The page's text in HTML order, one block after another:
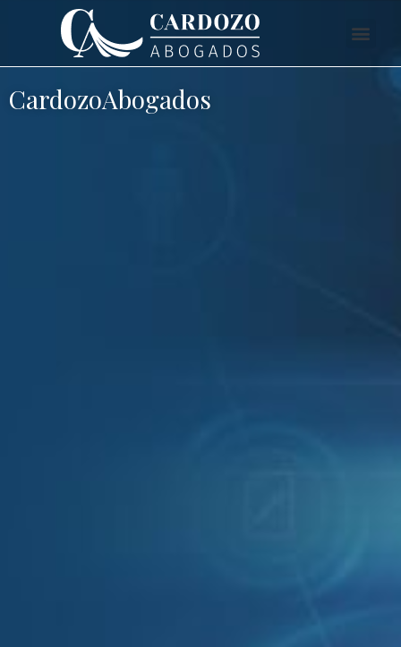
CardozoAbogados